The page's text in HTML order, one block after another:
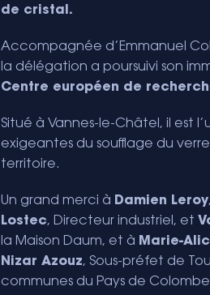
de cristal.
Accompagnée d’Emmanuel
la délégation a poursuivi son
Centre européen de
Situé à Vannes-le-Châtel, il est
exigeantes du soufflage du
territoire.
Un grand merci à Damien Leroy
Lostec, Directeur industriel, et
la Maison Daum, et à Marie-
Nizar Azouz, Sous-préfet de
communes du Pays de